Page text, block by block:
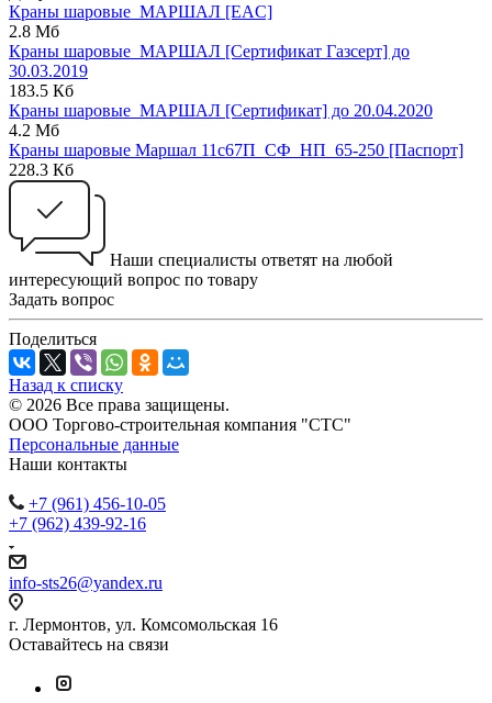
Краны шаровые_МАРШАЛ [EAC]
2.8 Мб
Краны шаровые_МАРШАЛ [Сертификат Газсерт] до
30.03.2019
183.5 Кб
Краны шаровые_МАРШАЛ [Сертификат] до 20.04.2020
4.2 Мб
Краны шаровые Маршал 11с67П_СФ_НП_65-250 [Паспорт]
228.3 Кб
Наши специалисты ответят на любой
интересующий вопрос по товару
Задать вопрос
Поделиться
Назад к списку
© 2026 Все права защищены.
ООО Торгово-строительная компания "СТС"
Персональные данные
Наши контакты
+7 (961) 456-10-05
+7 (962) 439-92-16
info-sts26@yandex.ru
г. Лермонтов, ул. Комсомольская 16
Оставайтесь на связи